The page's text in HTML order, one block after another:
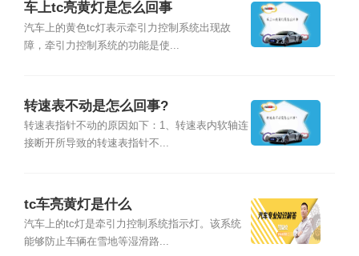
车上tc亮黄灯是怎么回事
汽车上的黄色tc灯表示牵引力控制系统出现故
障，牵引力控制系统的功能是使...
转速表不动是怎么回事?
转速表指针不动的原因如下：1、转速表内软轴连
接断开所导致的转速表指针不...
tc车亮黄灯是什么
汽车上的tc灯是牵引力控制系统指示灯。该系统
能够防止车辆在雪地等湿滑路...